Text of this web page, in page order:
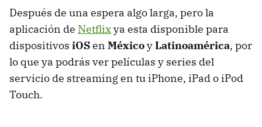
Después de una espera algo larga, pero la
aplicación de Netflixya esta disponible para
dispositivos iOSen MéxicoyLatinoamérica, por
lo que ya podrás ver películas y series del
servicio de streaming en tu iPhone, iPad o iPod
Touch.